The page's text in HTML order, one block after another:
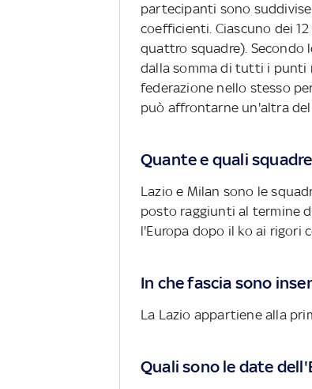
partecipanti sono
coefficienti. Ciascuno dei
quattro squadre). Secondo
dalla somma di tutti i punti
federazione nello stesso
può affrontarne un'altra
Quante e quali
Lazio e Milan sono le
posto raggiunti al termine
l'Europa dopo il ko ai rigori
In che fascia sono
La Lazio appartiene alla
Quali sono le date